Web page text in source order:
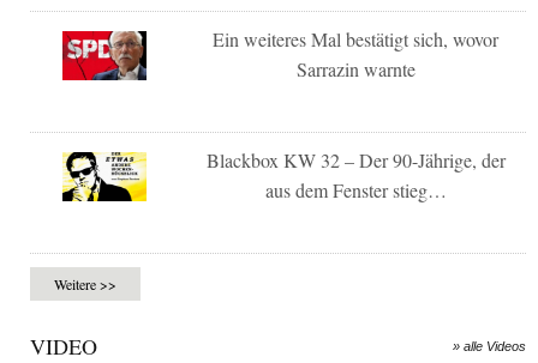
Ein weiteres Mal bestätigt sich, wovor
Sarrazin warnte
Blackbox KW 32 – Der 90-Jährige, der
aus dem Fenster stieg…
Weitere >>
VIDEO » alle Videos